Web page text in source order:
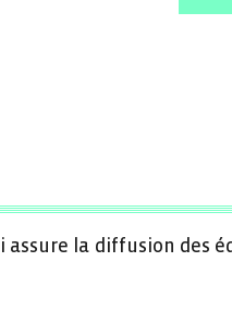
assure la diffusion des